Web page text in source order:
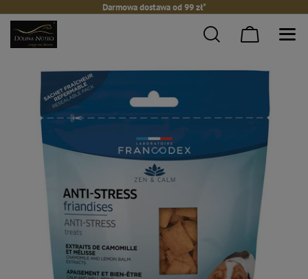
Darmowa dostawa od 99 zł*